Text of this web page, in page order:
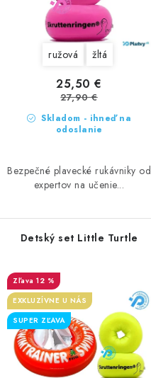
ružová žltá
Skladom - ihneď na
odoslanie
25,50 €
27,90 €
Bezpečné plavecké rukávniky od
expertov na učenie...
Detský set Little Turtle
12 %
EXKLUZÍVNE U NÁS
SUPER ZĽAVA